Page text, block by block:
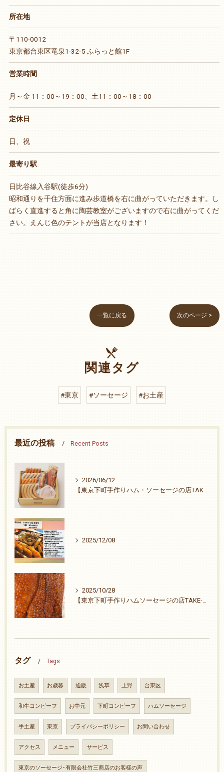
所在地
〒110-0012
東京都台東区竜泉1-32‐5 ふらっと館1F
営業時間
月～金 11：00～19：00、土11：00～18：00
定休日
日、祝
最寄り駅
日比谷線入谷駅(徒歩6分)
昭和通りを千住方面に進み歩道橋を右に曲がっていただきます。し
ばらく直進すると角に陶芸教室がございますので右に曲がってくだ
さい。えんじ色のテントが当店となります！
一覧に戻る 次のページ >
関連タグ
#東京 #ソーセージ #お土産
最近の投稿 Recent Posts
2026/06/12
【東京下町手作りハム・ソーセージの店TAKE-ZO】祭りも終わりました。
2025/12/08
2025/10/28
【東京下町手作りハムソーセージの店TAKE-ZO】ご無沙汰致しました。26周年ありがとうございます。
タグ Tags
お土産 お歳暮 通販 浅草 上野 台東区
和牛コンビーフ お中元 下町コンビーフ ハムソーセージ
手土産 東京 プライバシーポリシー お問い合わせ
アクセス メニュー サービス
東京のソーセージ･有限会社竹三商店のお客様の声